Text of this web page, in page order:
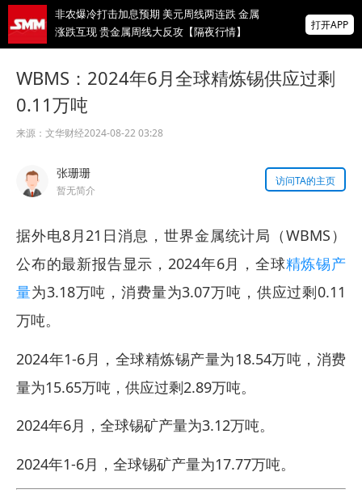
非农爆冷打击加息预期 美元周线两连跌 金属
涨跌互现 贵金属周线大反攻【隔夜行情】
寻锌行业破局发展新机遇
美国拟投30亿美元扶持关键矿产
为有色行业打造的神器
打开APP
WBMS：2024年6月全球精炼锡供应过剩
0.11万吨
来源： 文华财经2024-08-22 03:28
张珊珊
暂无简介
访问TA的主页
据外电8月21日消息，世界金属统计局（WBMS）
公布的最新报告显示，2024年6月，全球精炼锡产
量为3.18万吨，消费量为3.07万吨，供应过剩0.11
万吨。
2024年1-6月，全球精炼锡产量为18.54万吨，消费
量为15.65万吨，供应过剩2.89万吨。
2024年6月，全球锡矿产量为3.12万吨。
2024年1-6月，全球锡矿产量为17.77万吨。